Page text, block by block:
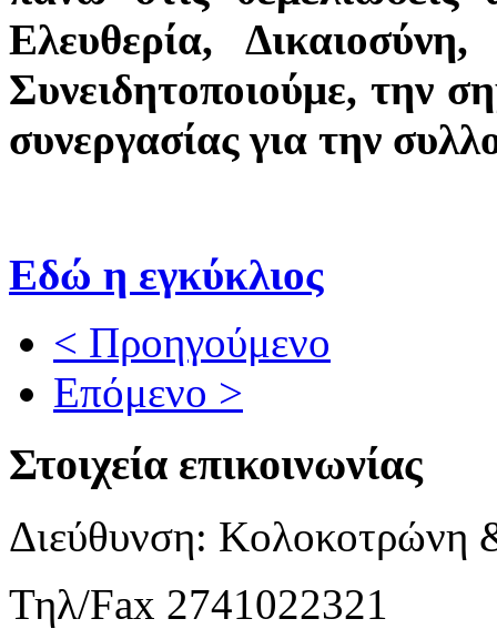
Ελευθερία,
Συνειδητοποιούμε, την
συνεργασίας για την
Εδώ η εγκύκλιος
< Προηγούμενο
Επόμενο >
Στοιχεία επικοινωνίας
Διεύθυνση: Κολοκοτρώνη
Τηλ/Fax 2741022321